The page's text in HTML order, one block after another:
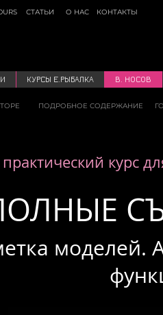
СТАТЬИ О НАС КОНТАКТЫ
КУРСЫ Е.РЫБАЛКА В. НОСОВ
ПОДРОБНОЕ СОДЕРЖАНИЕ
практический курс
моделей.